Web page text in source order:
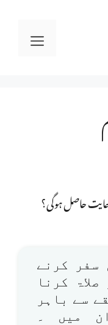
حاصل ہوگی؟
سفر کرنے
کرنا
سے باہر
میں ۔